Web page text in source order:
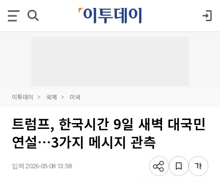
이투데이 국제 미국
트럼프, 한국시간 9일 새벽 대국민
연설⋯3가지 메시지 관측
입력 2026-05-08 13:58